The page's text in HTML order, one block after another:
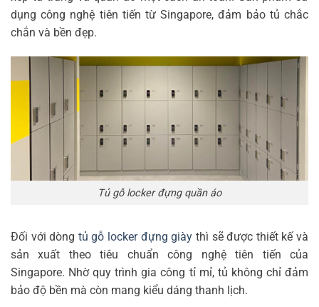
dụng công nghệ tiên tiến từ Singapore, đảm bảo tủ chắc
chắn và bền đẹp.
Tủ gỗ locker đựng quần áo
Đối với dòng tủ gỗ locker đựng giày thì sẽ được thiết kế và
sản xuất theo tiêu chuẩn công nghệ tiên tiến của
Singapore. Nhờ quy trình gia công tỉ mỉ, tủ không chỉ đảm
bảo độ bền mà còn mang kiểu dáng thanh lịch.